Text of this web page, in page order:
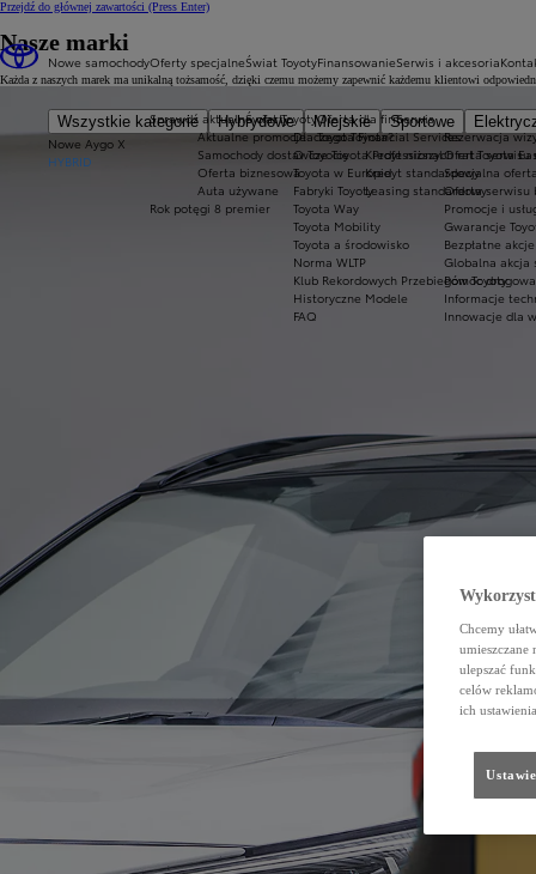
Przejdź do głównej zawartości (Press Enter)
Nowe samochody
Wszystkie kategorie Hybrydowe Miejskie Sportowe
Nowe Aygo X
HYBRID
Oferty specjalne
Sprawdź aktualne oferty
Aktualne promocje
Samochody dostawcze Toyota Professional
Oferta biznesowa
Auta używane
Rok potęgi 8 premier
Świat Toyoty
Świat Toyoty
Dlaczego Toyota?
O Toyocie
Toyota w Europie
Fabryki Toyoty
Toyota Way
Toyota Mobility
Toyota a środowisko
Norma WLTP
Klub Rekordowych Przebiegów Toyoty
Historyczne Modele
FAQ
Finansowanie
Oferta dla firm
Toyota Financial Services
Kredyt niższych rat Toyota
Kredyt standardowy
Leasing standardowy
Serwis i akcesoria
Serwis
Rezerwacja
Oferta serwisu
Specjalna
Oferta serwisu
Promocje i
Gwarancje
Bezpłatne
Globalna akcja
Pomoc
Informacje
Innowacje dla
Nasze marki
Każda z naszych marek ma unikalną tożsamość, dzięki czemu możemy zapewnić każdemu klientowi
Chcemy
ulepszać
celów
ich